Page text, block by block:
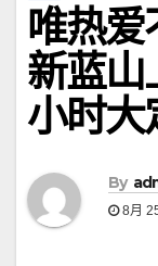
唯热爱
新蓝
小时大
By
8月